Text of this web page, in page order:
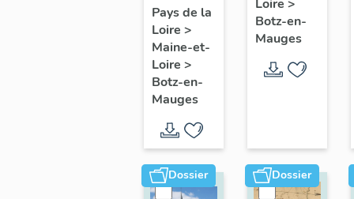
de
tarares
Jean
Ménard
puis
établissements
de
Montergon-
Lebouvier
Pays de la
Loire >
Maine-et-
Loire >
Botz-en-
Mauges
garçons
et
mairie,
actuellement
et
Loire >
Botz-en-
Mauges
Dossier Dossier